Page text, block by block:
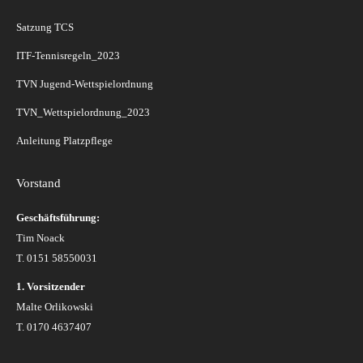
Satzung TCS
ITF-Tennisregeln_2023
TVN Jugend-Wettspielordnung
TVN_Wettspielordnung_2023
Anleitung Platzpflege
Vorstand
Geschäftsführung:
Tim Noack
T. 0151 58550031
1. Vorsitzender
Malte Orlikowski
T. 0170 4637407